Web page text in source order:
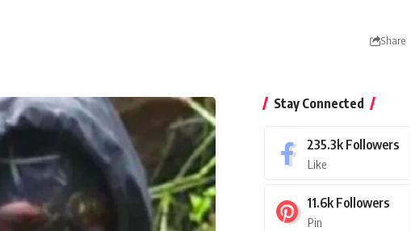
Share
Stay Connected
235.3k Followers
Like
11.6k Followers
Pin